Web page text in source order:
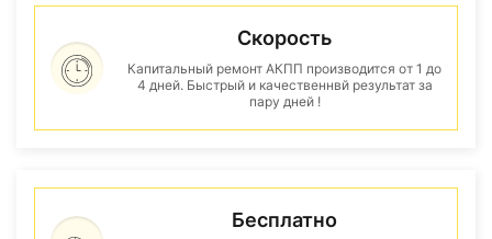
Скорость
Капитальный ремонт АКПП производится от 1 до
4 дней. Быстрый и качественнвй результат за
пару дней !
Бесплатно